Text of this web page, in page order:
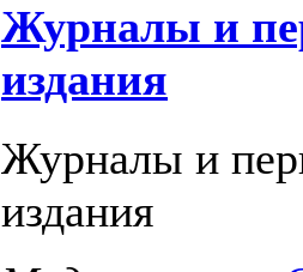
Журналы и
издания
Журналы и
издания